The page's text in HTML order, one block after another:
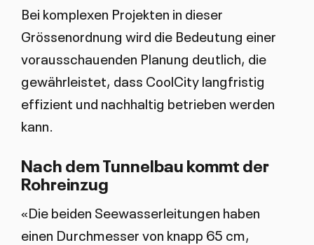
Bei komplexen Projekten in dieser
Grössenordnung wird die Bedeutung einer
vorausschauenden Planung deutlich, die
gewährleistet, dass CoolCity langfristig
effizient und nachhaltig betrieben werden
kann.
Nach dem Tunnelbau kommt der
Rohreinzug
«Die beiden Seewasserleitungen haben
einen Durchmesser von knapp 65 cm,